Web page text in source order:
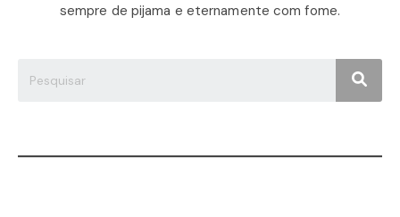
sempre de pijama e eternamente com fome.